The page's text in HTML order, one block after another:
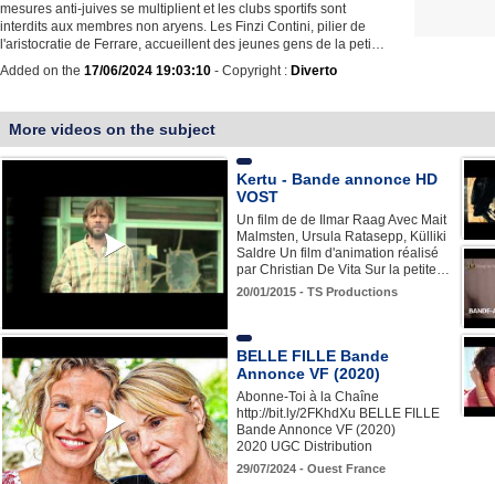
mesures anti-juives se multiplient et les clubs sportifs sont
interdits aux membres non aryens. Les Finzi Contini, pilier de
l'aristocratie de Ferrare, accueillent des jeunes gens de la peti…
Added on the 17/06/2024 19:03:10 - Copyright : Diverto
More videos on the subject
Kertu - Bande annonce HD
VOST
Un film de de Ilmar Raag Avec Mait
Malmsten, Ursula Ratasepp, Külliki
Saldre Un film d'animation réalisé
par Christian De Vita Sur la petite…
20/01/2015 - TS Productions
BELLE FILLE Bande
Annonce VF (2020)
Abonne-Toi à la Chaîne
http://bit.ly/2FKhdXu BELLE FILLE
Bande Annonce VF (2020)
2020 UGC Distribution
29/07/2024 - Ouest France